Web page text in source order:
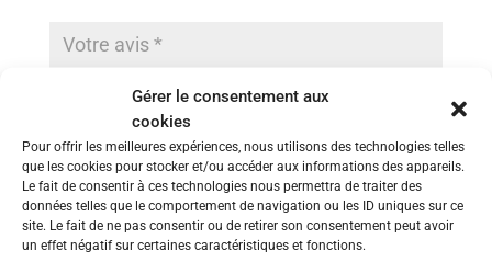
Gérer le consentement aux
cookies
Pour offrir les meilleures expériences, nous utilisons des technologies telles
que les cookies pour stocker et/ou accéder aux informations des appareils.
Le fait de consentir à ces technologies nous permettra de traiter des
données telles que le comportement de navigation ou les ID uniques sur ce
site. Le fait de ne pas consentir ou de retirer son consentement peut avoir
un effet négatif sur certaines caractéristiques et fonctions.